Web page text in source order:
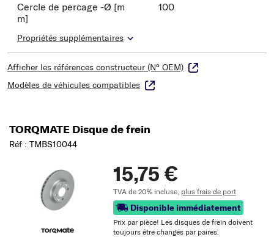
Cercle de percage -Ø [m
m]
100
Propriétés supplémentaires
Afficher les références constructeur (N° OEM)
Modèles de véhicules compatibles
TORQMATE Disque de frein
Réf : TMBS10044
15,75 €
TVA de 20% incluse, plus frais de port
Disponible immédiatement
Prix ​​par pièce! Les disques de frein doivent
toujours être changés par paires.